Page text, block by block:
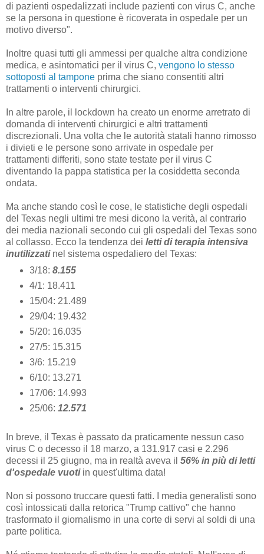
di pazienti ospedalizzati include pazienti con virus C, anche
se la persona in questione è ricoverata in ospedale per un
motivo diverso".
Inoltre quasi tutti gli ammessi per qualche altra condizione
medica, e asintomatici per il virus C, vengono lo stesso
sottoposti al tampone prima che siano consentiti altri
trattamenti o interventi chirurgici.
In altre parole, il lockdown ha creato un enorme arretrato di
domanda di interventi chirurgici e altri trattamenti
discrezionali. Una volta che le autorità statali hanno rimosso
i divieti e le persone sono arrivate in ospedale per
trattamenti differiti, sono state testate per il virus C
diventando la pappa statistica per la cosiddetta seconda
ondata.
Ma anche stando così le cose, le statistiche degli ospedali
del Texas negli ultimi tre mesi dicono la verità, al contrario
dei media nazionali secondo cui gli ospedali del Texas sono
al collasso. Ecco la tendenza dei letti di terapia intensiva
inutilizzatinel sistema ospedaliero del Texas:
3/18: 8.155
4/1: 18.411
15/04: 21.489
29/04: 19.432
5/20: 16.035
27/5: 15.315
3/6: 15.219
6/10: 13.271
17/06: 14.993
25/06: 12.571
In breve, il Texas è passato da praticamente nessun caso
virus C o decesso il 18 marzo, a 131.917 casi e 2.296
decessi il 25 giugno, ma in realtà aveva il 56% in più di letti
d'ospedale vuotiin quest'ultima data!
Non si possono truccare questi fatti. I media generalisti sono
così intossicati dalla retorica "Trump cattivo" che hanno
trasformato il giornalismo in una corte di servi al soldi di una
parte politica.